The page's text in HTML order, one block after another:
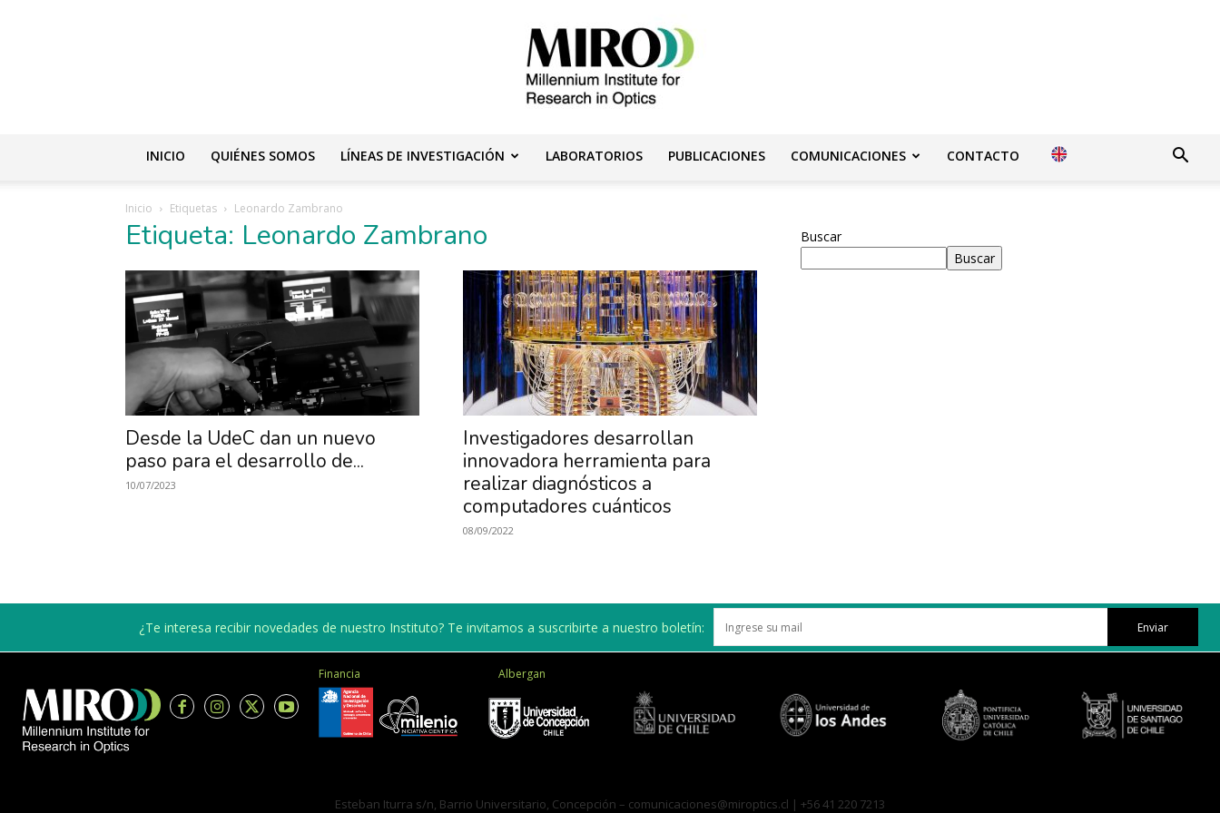
Milenio
INICIO QUIÉNES SOMOS LÍNEAS DE INVESTIGACIÓN LABORATORIOS PUBLICACIONES COMUNICACIONES CONTACTO
Inicio Etiquetas Leonardo Zambrano
Etiqueta: Leonardo Zambrano
Desde la UdeC dan un nuevo
paso para el desarrollo de...
10/07/2023
Investigadores desarrollan
innovadora herramienta para
realizar diagnósticos a
computadores cuánticos
08/09/2022
Buscar
Buscar
¿Te interesa recibir novedades de nuestro Instituto? Te invitamos a suscribirte a nuestro boletín: Enviar
Financia Albergan
Esteban Iturra s/n, Barrio Universitario, Concepción – comunicaciones@miroptics.cl | +56 41 220 7213